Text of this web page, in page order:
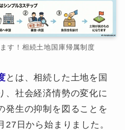
す！相続土地国庫帰属制度
とは、相続した土地を国
、社会経済情勢の変化に
発生の抑制を図ることを
27日から始まりました。